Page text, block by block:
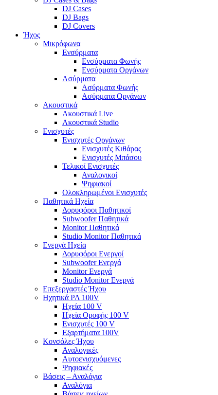
DJ Cases
DJ Bags
DJ Covers
Ήχος
Μικρόφωνα
Ενσύρματα
Ενσύρματα Φωνής
Ενσύρματα Οργάνων
Ασύρματα
Ασύρματα Φωνής
Ασύρματα Οργάνων
Ακουστικά
Ακουστικά Live
Ακουστικά Studio
Ενισχυτές
Ενισχυτές Οργάνων
Ενισχυτές Κιθάρας
Ενισχυτές Μπάσου
Τελικοί Ενισχυτές
Αναλογικοί
Ψηφιακοί
Ολοκληρωμένοι Ενισχυτές
Παθητικά Ηχεία
Δορυφόροι Παθητικοί
Subwoofer Παθητικά
Monitor Παθητικά
Studio Monitor Παθητικά
Ενεργά Ηχεία
Δορυφόροι Ενεργοί
Subwoofer Ενεργά
Monitor Ενεργά
Studio Monitor Ενεργά
Επεξεργαστές Ήχου
Ηχητικά PA 100V
Ηχεία 100 V
Ηχεία Οροφής 100 V
Ενισχυτές 100 V
Εξαρτήματα 100V
Κονσόλες Ήχου
Αναλογικές
Αυτοενισχυόμενες
Ψηφιακές
Βάσεις – Αναλόγια
Αναλόγια